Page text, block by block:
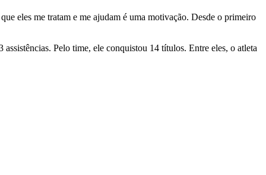
eles me tratam e me ajudam é uma motivação. Desde o primeiro
Pelo time, ele conquistou 14 títulos. Entre eles, o atleta